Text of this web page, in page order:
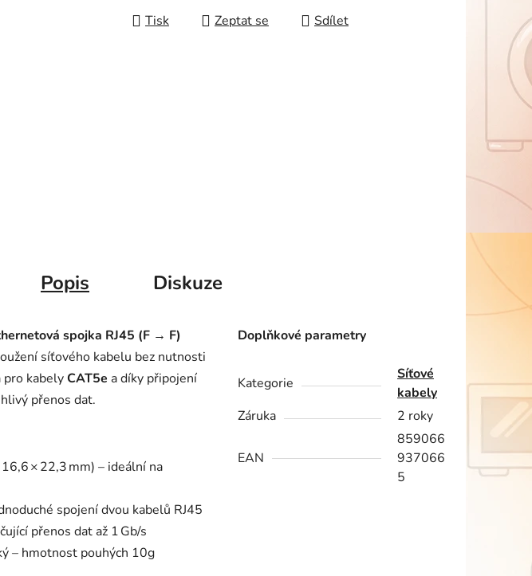
Tisk Zeptat se Sdílet
Popis Diskuze
spojka RJ45 (F → F)
síťového kabelu bez nutnosti
pro kabelyCAT5e a díky připojení
přenos dat.
× 22,3 mm) – ideální na
spojení dvou kabelů RJ45
přenos dat až 1 Gb/s
– hmotnost pouhých 10g
Doplňkové parametry
Kategorie
Síťové
kabely
Záruka
2 roky
EAN
859066
937066
5